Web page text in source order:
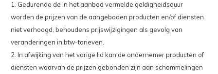
1. Gedurende de in het aanbod vermelde geldigheidsduur
worden de prijzen van de aangeboden producten en/of diensten
niet verhoogd, behoudens prijswijzigingen als gevolg van
veranderingen in btw-tarieven.
2. In afwijking van het vorige lid kan de ondernemer producten of
diensten waarvan de prijzen gebonden zijn aan schommelingen